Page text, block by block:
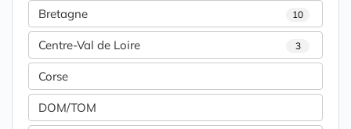
Bretagne 10
Centre-Val de Loire 3
Corse
DOM/TOM